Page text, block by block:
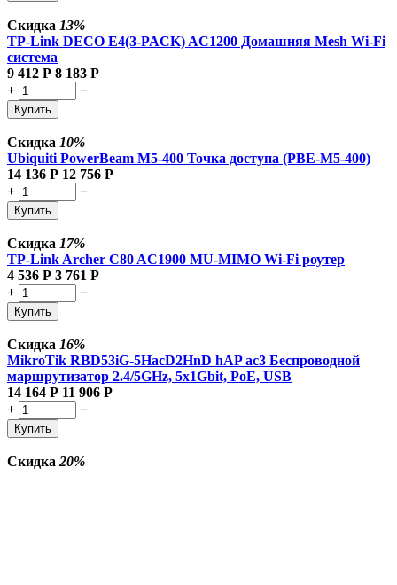
Скидка 13%
TP-Link DECO E4(3-PACK) AC1200 Домашняя Mesh Wi-Fi
система
9 412 Р 8 183 Р
+
−
Купить
Скидка 10%
Ubiquiti PowerBeam M5-400 Точка доступа (PBE-M5-400)
14 136 Р 12 756 Р
+
−
Купить
Скидка 17%
TP-Link Archer C80 AC1900 MU-MIMO Wi-Fi роутер
4 536 Р 3 761 Р
+
−
Купить
Скидка 16%
MikroTik RBD53iG-5HacD2HnD hAP ac3 Беспроводной
маршрутизатор 2.4/5GHz, 5x1Gbit, PoE, USB
14 164 Р 11 906 Р
+
−
Купить
Скидка 20%